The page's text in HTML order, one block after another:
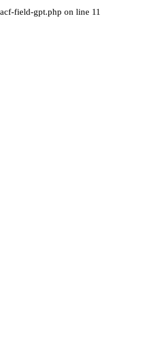
field-gpt.php on line 11